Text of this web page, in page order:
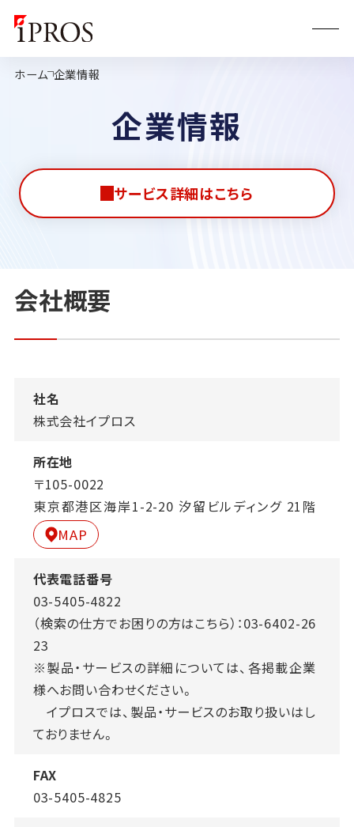
ホーム 企業情報
企業情報
サービス詳細はこちら
会社概要
社名
株式会社イプロス
所在地
〒105-0022
東京都港区海岸1-2-20 汐留ビルディング 21階
MAP
代表電話番号
03-5405-4822
（検索の仕方でお困りの方はこちら）：03-6402-26
23
※製品・サービスの詳細については、各掲載企業
様へお問い合わせください。
イプロスでは、製品・サービスのお取り扱いはし
ておりません。
FAX
03-5405-4825